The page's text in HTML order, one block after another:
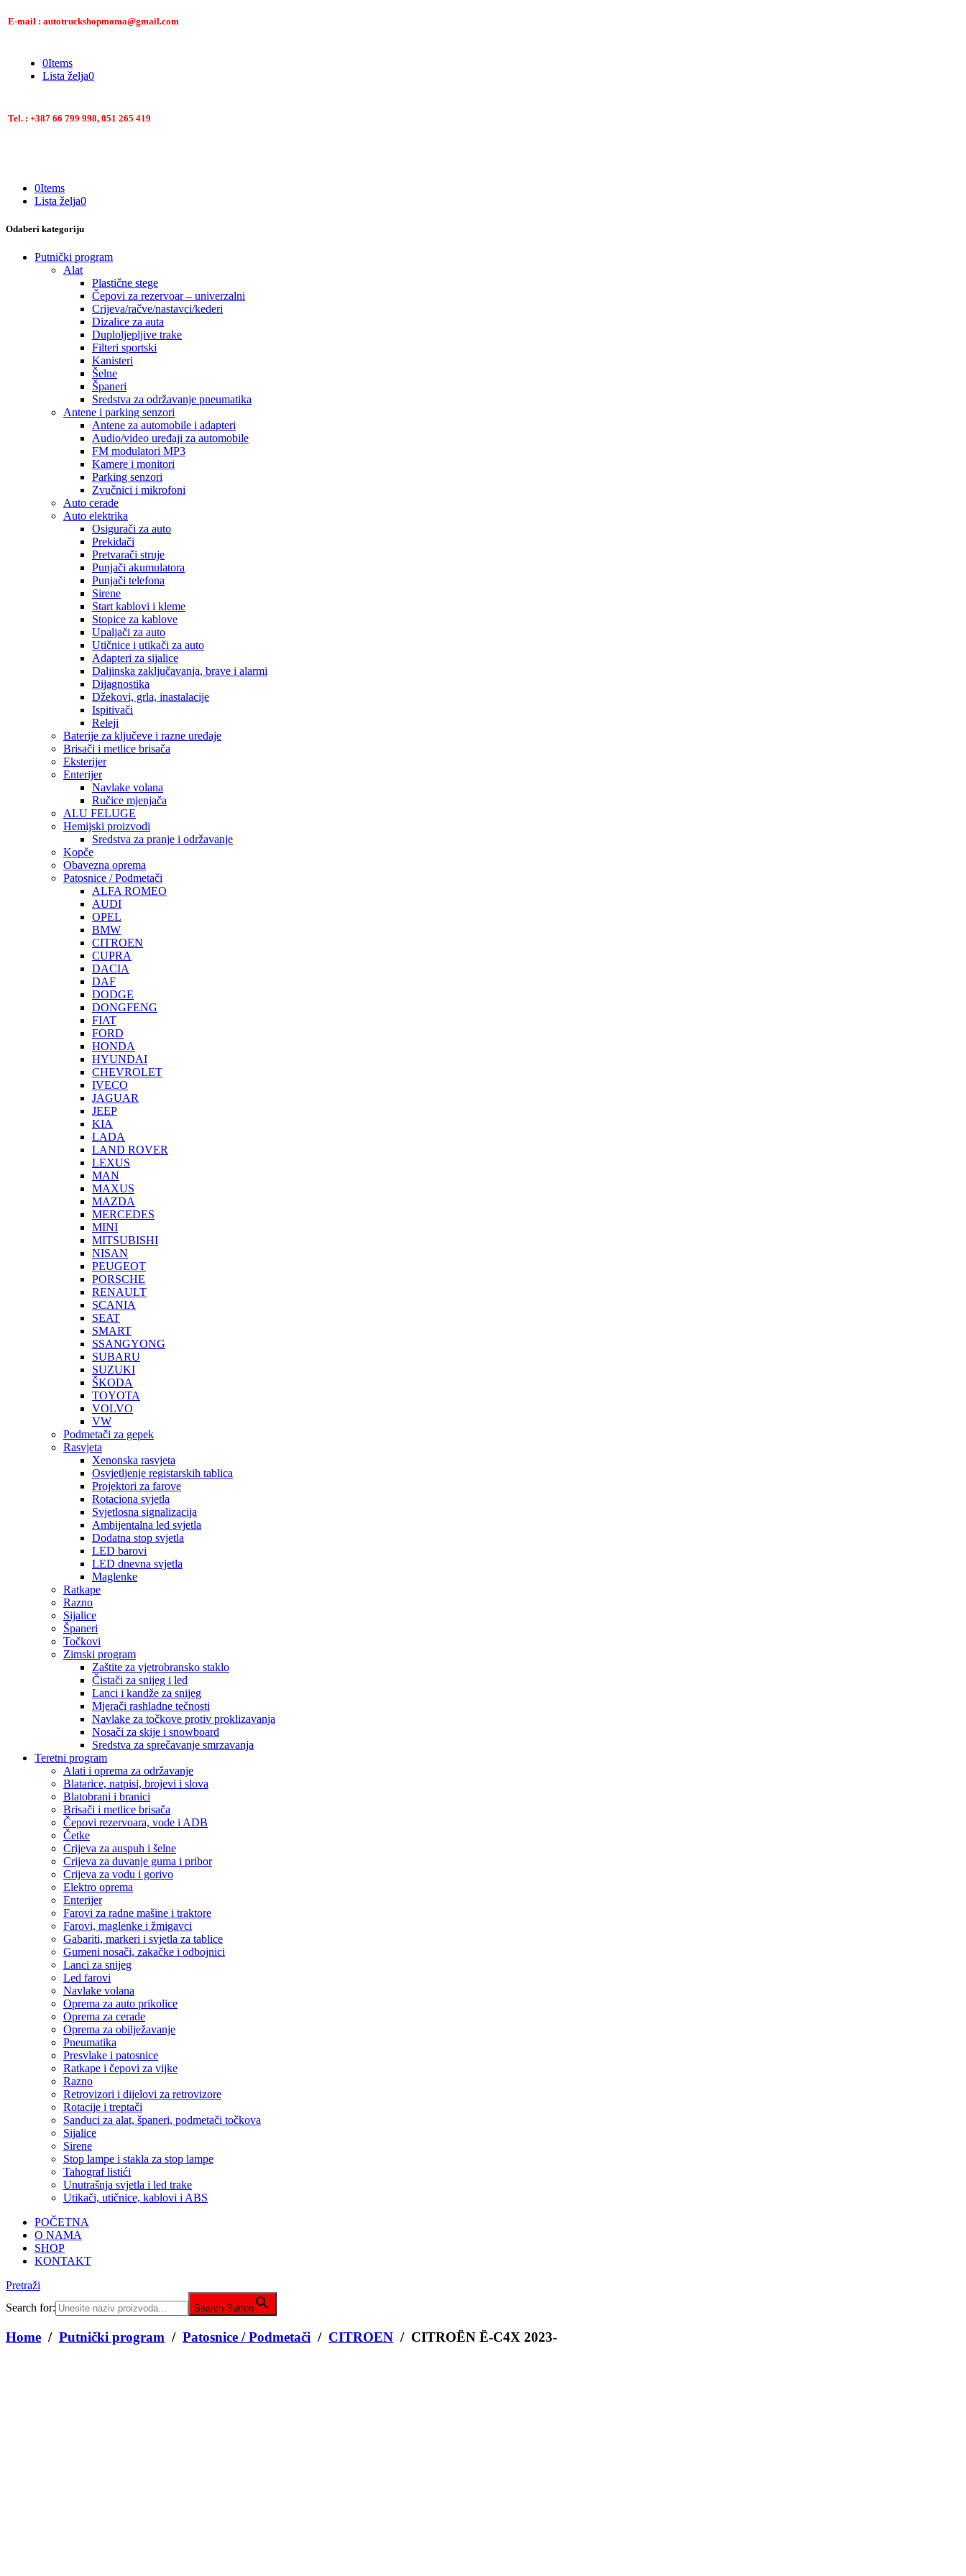
E-mail : autotruckshopmoma@gmail.com
0Items
Lista želja0
Tel. : +387 66 799 998, 051 265 419
0Items
Lista želja0
Odaberi kategoriju
Putnički program
Alat
Plastične stege
Čepovi za rezervoar – univerzalni
Crijeva/račve/nastavci/kederi
Dizalice za auta
Duploljepljive trake
Filteri sportski
Kanisteri
Šelne
Španeri
Sredstva za održavanje pneumatika
Antene i parking senzori
Antene za automobile i adapteri
Audio/video uređaji za automobile
FM modulatori MP3
Kamere i monitori
Parking senzori
Zvučnici i mikrofoni
Auto cerade
Auto elektrika
Osigurači za auto
Prekidači
Pretvarači struje
Punjači akumulatora
Punjači telefona
Sirene
Start kablovi i kleme
Stopice za kablove
Upaljači za auto
Utičnice i utikači za auto
Adapteri za sijalice
Daljinska zaključavanja, brave i alarmi
Dijagnostika
Džekovi, grla, inastalacije
Ispitivači
Releji
Baterije za ključeve i razne uređaje
Brisači i metlice brisača
Eksterijer
Enterijer
Navlake volana
Ručice mjenjača
ALU FELUGE
Hemijski proizvodi
Sredstva za pranje i održavanje
Kopče
Obavezna oprema
Patosnice / Podmetači
ALFA ROMEO
AUDI
OPEL
BMW
CITROEN
CUPRA
DACIA
DAF
DODGE
DONGFENG
FIAT
FORD
HONDA
HYUNDAI
CHEVROLET
IVECO
JAGUAR
JEEP
KIA
LADA
LAND ROVER
LEXUS
MAN
MAXUS
MAZDA
MERCEDES
MINI
MITSUBISHI
NISAN
PEUGEOT
PORSCHE
RENAULT
SCANIA
SEAT
SMART
SSANGYONG
SUBARU
SUZUKI
ŠKODA
TOYOTA
VOLVO
VW
Podmetači za gepek
Rasvjeta
Xenonska rasvjeta
Osvjetljenje registarskih tablica
Projektori za farove
Rotaciona svjetla
Svjetlosna signalizacija
Ambijentalna led svjetla
Dodatna stop svjetla
LED barovi
LED dnevna svjetla
Maglenke
Ratkape
Razno
Sijalice
Španeri
Točkovi
Zimski program
Zaštite za vjetrobransko staklo
Čistači za snijeg i led
Lanci i kandže za snijeg
Mjerači rashladne tečnosti
Navlake za točkove protiv proklizavanja
Nosači za skije i snowboard
Sredstva za sprečavanje smrzavanja
Teretni program
Alati i oprema za održavanje
Blatarice, natpisi, brojevi i slova
Blatobrani i branici
Brisači i metlice brisača
Čepovi rezervoara, vode i ADB
Četke
Crijeva za auspuh i šelne
Crijeva za duvanje guma i pribor
Crijeva za vodu i gorivo
Elektro oprema
Enterijer
Farovi za radne mašine i traktore
Farovi, maglenke i žmigavci
Gabariti, markeri i svjetla za tablice
Gumeni nosači, zakačke i odbojnici
Lanci za snijeg
Led farovi
Navlake volana
Oprema za auto prikolice
Oprema za cerade
Oprema za obilježavanje
Pneumatika
Presvlake i patosnice
Ratkape i čepovi za vijke
Razno
Retrovizori i dijelovi za retrovizore
Rotacije i treptači
Sanduci za alat, španeri, podmetači točkova
Sijalice
Sirene
Stop lampe i stakla za stop lampe
Tahograf listići
Unutrašnja svjetla i led trake
Utikači, utičnice, kablovi i ABS
POČETNA
O NAMA
SHOP
KONTAKT
Pretraži
Search for:
Search Button
Home / Putnički program / Patosnice / Podmetači / CITROEN / CITROËN Ë-C4X 2023-